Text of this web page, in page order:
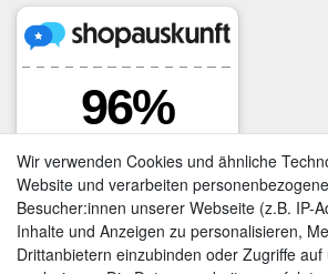
Wir verwenden Cookies und ähnliche
Website und verarbeiten
Besucher:innen unserer Webseite (z.B. IP-
Inhalte und Anzeigen zu personalisieren,
Drittanbietern einzubinden oder Zugriffe